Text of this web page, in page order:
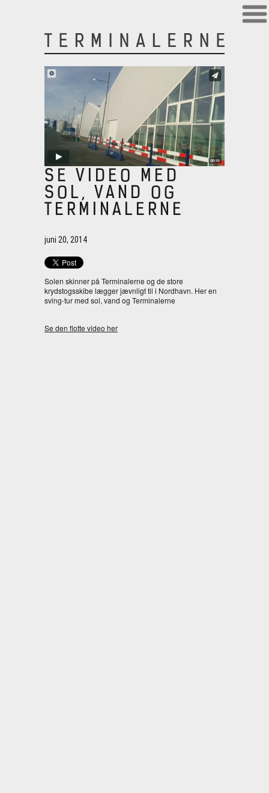
SE VIDEO MED
SOL, VAND OG
TERMINALERNE
juni 20, 2014
Solen skinner på Terminalerne og de store
krydstogsskibe lægger jævnligt til i Nordhavn. Her en
sving-tur med sol, vand og Terminalerne
Se den flotte video her